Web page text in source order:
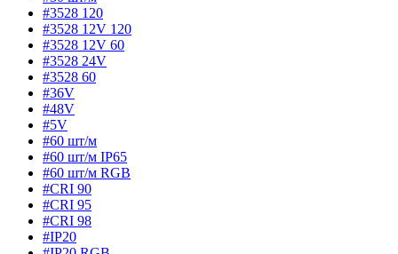
#3528 120
#3528 12V 120
#3528 12V 60
#3528 24V
#3528 60
#36V
#48V
#5V
#60 шт/м
#60 шт/м IP65
#60 шт/м RGB
#CRI 90
#CRI 95
#CRI 98
#IP20